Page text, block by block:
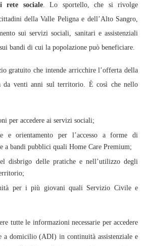
rete sociale. Lo sportello, che si rivolge
della Valle Peligna e dell’Alto Sangro,
sui servizi sociali, sanitari e assistenziali
bandi di cui la popolazione può beneficiare.
gratuito che intende arricchire l’offerta della
da venti anni sul territorio. È così che nello
per accedere ai servizi sociali;
e orientamento per l’accesso a forme di
a bandi pubblici quali Home Care Premium;
disbrigo delle pratiche e nell’utilizzo degli
per i più giovani quali Servizio Civile e
tutte le informazioni necessarie per accedere
a domicilio (ADI) in continuità assistenziale e